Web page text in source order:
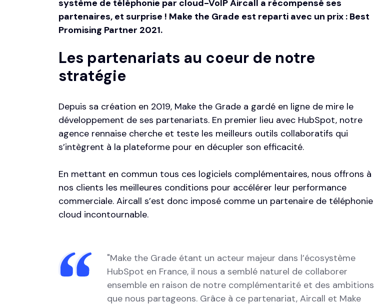
système de téléphonie par cloud-VoIP Aircall a récompensé ses
partenaires, et surprise ! Make the Grade est reparti avec un prix : Best
Promising Partner 2021.
Les partenariats au coeur de notre
stratégie
Depuis sa création en 2019, Make the Grade a gardé en ligne de mire le
développement de ses partenariats. En premier lieu avec HubSpot, notre
agence rennaise cherche et teste les meilleurs outils collaboratifs qui
s’intègrent à la plateforme pour en décupler son efficacité.
En mettant en commun tous ces logiciels complémentaires, nous offrons à
nos clients les meilleures conditions pour accélérer leur performance
commerciale. Aircall s’est donc imposé comme un partenaire de téléphonie
cloud incontournable.
"Make the Grade étant un acteur majeur dans l’écosystème
HubSpot en France, il nous a semblé naturel de collaborer
ensemble en raison de notre complémentarité et des ambitions
que nous partageons. Grâce à ce partenariat, Aircall et Make